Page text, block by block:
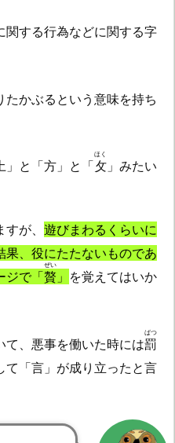
関する行為などに関する字
たかぶるという意味を持ち
」と「方」と「攵
ほく
」みたい
が、 遊びまわるくらいに
果、役にたたないものであ
ジで「贅
ぜい
」 を覚えてはいか
て、悪事を働いた時には罰
ばつ
て「言」が成り立ったと言